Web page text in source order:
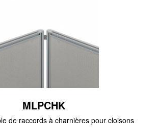
MLPCHK
de raccords à charnières pour cloisons